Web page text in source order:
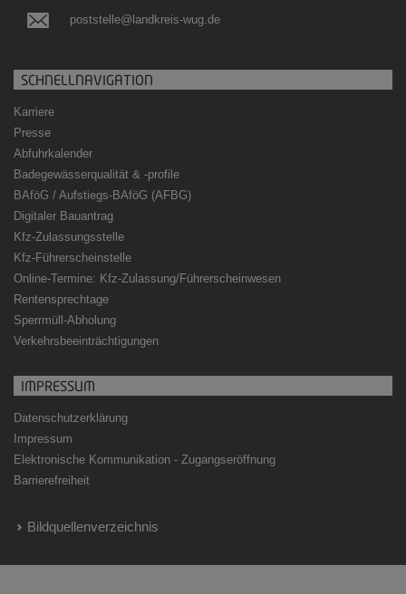
poststelle@landkreis-wug.de
SCHNELLNAVIGATION
Karriere
Presse
Abfuhrkalender
Badegewässerqualität & -profile
BAföG / Aufstiegs-BAföG (AFBG)
Digitaler Bauantrag
Kfz-Zulassungsstelle
Kfz-Führerscheinstelle
Online-Termine: Kfz-Zulassung/Führerscheinwesen
Rentensprechtage
Sperrmüll-Abholung
Verkehrsbeeinträchtigungen
IMPRESSUM
Datenschutzerklärung
Impressum
Elektronische Kommunikation - Zugangseröffnung
Barrierefreiheit
Bildquellenverzeichnis